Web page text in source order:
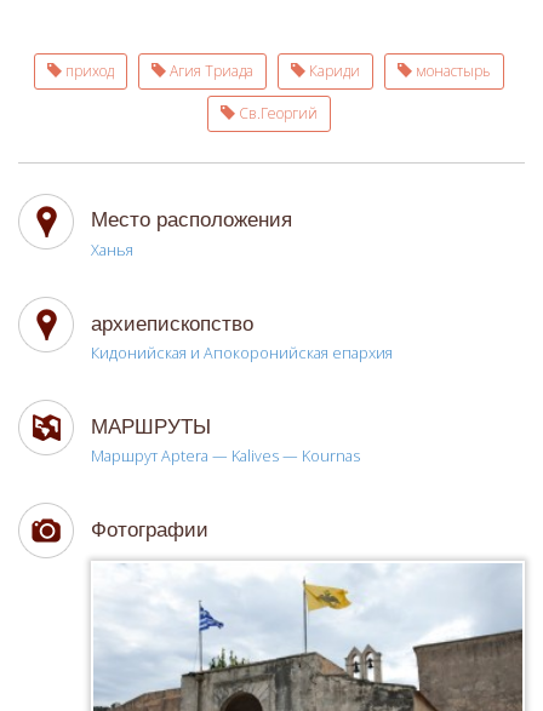
приход Агия Триада Кариди монастырь
Св.Георгий
Место расположения
Ханья
архиепископство
Кидонийская и Апокоронийская епархия
МАРШРУТЫ
Маршрут Aptera — Kalives — Kournas
Фотографии